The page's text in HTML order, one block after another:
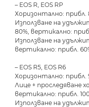
– EOS R, EOS RP
Хоризонтално: прибл.
Използване на
80%, вертикално:
Използване на
вертикално: прибл.
– EOS R5, EOS R6
Хоризонтално: прибл.
Лице + проследяване
вертикално: прибл.
Използване на